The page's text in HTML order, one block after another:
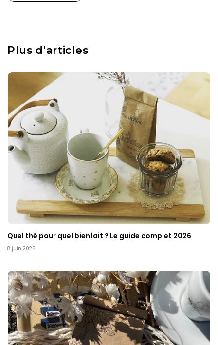
Plus d'articles
Quel thé pour quel bienfait ? Le guide complet 2026
8 juin 2026